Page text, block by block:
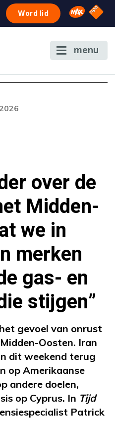
Word lid Omroep
NPO
menu
opgetreden. Als het
klantenservice.
over de
Midden-
we in
merken
gas- en
stijgen”
gevoel van onrust
Oosten. Iran
dit weekend terug
op Amerikaanse
andere doelen,
op Cyprus. In Tijd
Patrick